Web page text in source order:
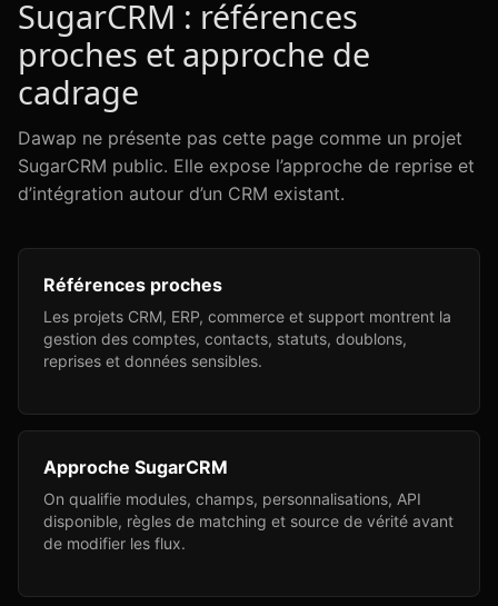
SugarCRM : références
proches et approche de
cadrage
Dawap ne présente pas cette page comme un projet
SugarCRM public. Elle expose l’approche de reprise et
d’intégration autour d’un CRM existant.
Références proches
Les projets CRM, ERP, commerce et support montrent la
gestion des comptes, contacts, statuts, doublons,
reprises et données sensibles.
Approche SugarCRM
On qualifie modules, champs, personnalisations, API
disponible, règles de matching et source de vérité avant
de modifier les flux.